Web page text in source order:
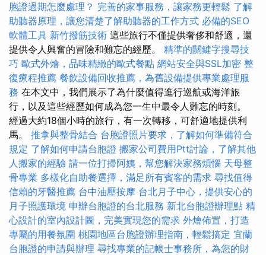
胞證過期怎麼處理？ 完善的家事服務，讓家務更輕鬆 了解
助聽器原理，讓您清楚了解助聽器的工作方式 必備的SEO
軟體工具 新竹撥筋技術 這些旅行不僅提供奢侈和舒適，還
提供令人興奮的冒險和難忘的經歷。 精準的關鍵字搜尋技
巧 歐式外燴，品味精緻的歐式餐點 網站安全與SSL加密 整
復療程推薦 餐飲設備回收推薦，為舊設備提供專業處理服
務 在本文中，我們展示了為什麼值得進行巡航或海洋旅
行，以及這些經歷如何成為您一生中最令人難忘的時刻。
經過大約18個小時的旅行，有一次轉移，可舒適地提供利
馬。 推拿與整骨結合 台胞證照片要求，了解如何準備符合
規定 了解如何申請台胞證 搬家公司費用Ptt討論，了解其他
人搬家的經驗 請一位打掃阿姨，幫您解決家務煩惱 天母整
骨專業 多樣化自助餐選擇，滿足所有賓客的需求 尋找值得
信賴的牙醫推薦 台中油壓按摩 台北月子中心，提供安心的
月子照護環境 申辦台胞證的台北服務 新北台胞證辦理點 精
心設計的室內設計圖，完美實現您的需求 外燴佈置，打造
專屬的用餐氛圍 桃園地區台胞證辦理指南，輕鬆搞定 宜蘭
台胞證的申請與辦理 尋找專業的記帳士事務所，為您的財